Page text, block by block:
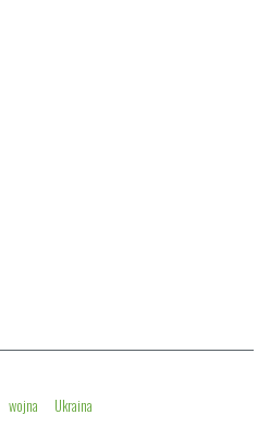
wojna Ukraina